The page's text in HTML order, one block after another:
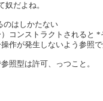
奴だよね。
のはしかたない
コンストラクトされると
作が発生しないよう参照
照型は許可、っつこと。